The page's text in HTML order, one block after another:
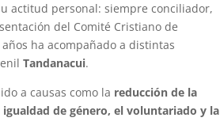
actitud personal: siempre conciliador,
del Comité Cristiano de
ha acompañado a distintas
Tandanacui.
a causas como la reducción de la
de género, el voluntariado y la